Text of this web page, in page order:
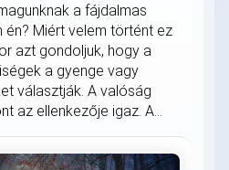
a fájdalmas
én? Miért velem történt ez
azt gondoljuk, hogy a
a gyenge vagy
választják. A valóság
az ellenkezője igaz. A...